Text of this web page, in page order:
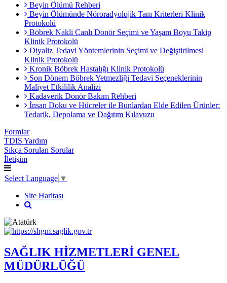
Beyin Ölümü Rehberi
Beyin Ölümünde Nöroradyolojik Tanı Kriterleri Klinik
Protokolü
Böbrek Nakli Canlı Donör Seçimi ve Yaşam Boyu Takip
Klinik Protokolü
Diyaliz Tedavi Yöntemlerinin Seçimi ve Değiştirilmesi
Klinik Protokolü
Kronik Böbrek Hastalığı Klinik Protokolü
Son Dönem Böbrek Yetmezliği Tedavi Seçeneklerinin
Maliyet Etkililik Analizi
Kadaverik Donör Bakım Rehberi
İnsan Doku ve Hücreler ile Bunlardan Elde Edilen Ürünler:
Tedarik, Depolama ve Dağıtım Kılavuzu
Formlar
TDIS Yardım
Sıkça Sorulan Sorular
İletişim
Select Language ▼
Site Haritası
SAĞLIK HİZMETLERİ GENEL
MÜDÜRLÜĞÜ